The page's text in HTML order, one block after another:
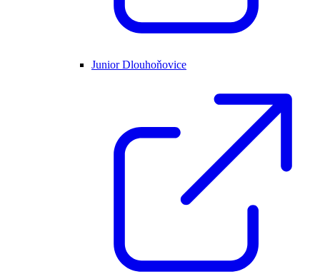
Junior Dlouhoňovice